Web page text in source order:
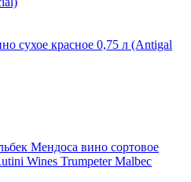
сухое красное 0,75 л (Antigal